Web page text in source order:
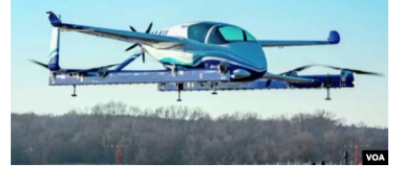
စာမျက်နှာ
အမေရိကန်သုံးအီဒီယံ
မကြေးမုံရဲ့ အင်္ဂလိပ်စာ
ရုပ်ရှင်ထဲက အင်္ဂလိပ်စာ
သုတပဒေသာ အင်္ဂလိပ်စာ
အပတ်စဉ်ကဏ္ဍများ
ရေဒီယို
တီဗွီ
ရေဒီယိုနှင့်ရုပ်သံ အချက်အလက်များ
ရေဒီယို/တီဗွီအစီအစဉ်
Learning English